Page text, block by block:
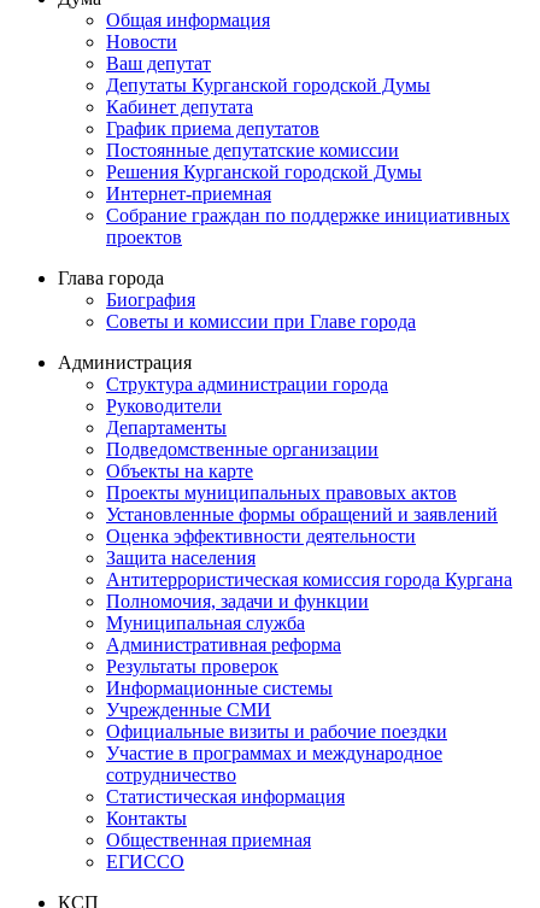
Общая информация
Новости
Ваш депутат
Депутаты Курганской городской Думы
Кабинет депутата
График приема депутатов
Постоянные депутатские комиссии
Решения Курганской городской Думы
Интернет-приемная
Собрание граждан по поддержке инициативных
проектов
Глава города
Биография
Советы и комиссии при Главе города
Администрация
Структура администрации города
Руководители
Департаменты
Подведомственные организации
Объекты на карте
Проекты муниципальных правовых актов
Установленные формы обращений и заявлений
Оценка эффективности деятельности
Защита населения
Антитеррористическая комиссия города Кургана
Полномочия, задачи и функции
Муниципальная служба
Административная реформа
Результаты проверок
Информационные системы
Учрежденные СМИ
Официальные визиты и рабочие поездки
Участие в программах и международное
сотрудничество
Статистическая информация
Контакты
Общественная приемная
ЕГИССО
КСП